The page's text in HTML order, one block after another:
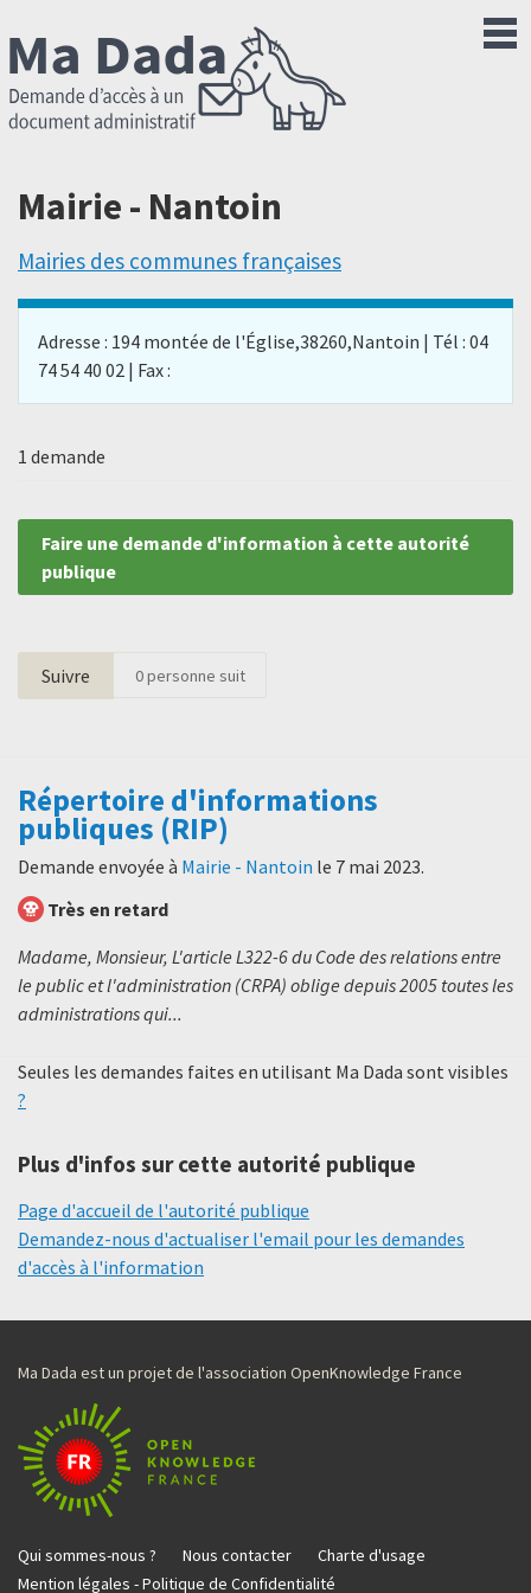
Mairie - Nantoin
Mairies des communes françaises
Adresse : 194 montée de l'Église,38260,Nantoin | Tél : 04
74 54 40 02 | Fax :
1 demande
Faire une demande d'information à cette autorité
publique
Suivre 0personne suit
Répertoire d'informations
publiques (RIP)
Demande envoyée à Mairie - Nantoin le 7 mai 2023.
Très en retard
Madame, Monsieur, L'article L322-6 du Code des relations entre
le public et l'administration (CRPA) oblige depuis 2005 toutes les
administrations qui...
Seules les demandes faites en utilisant Ma Dada sont visibles
?
Plus d'infos sur cette autorité publique
Page d'accueil de l'autorité publique
Demandez-nous d'actualiser l'email pour les demandes
d'accès à l'information
Ma Dada est un projet de l'association OpenKnowledge France
Qui sommes-nous ? Nous contacter
Charte d'usage
Mention légales - Politique de Confidentialité